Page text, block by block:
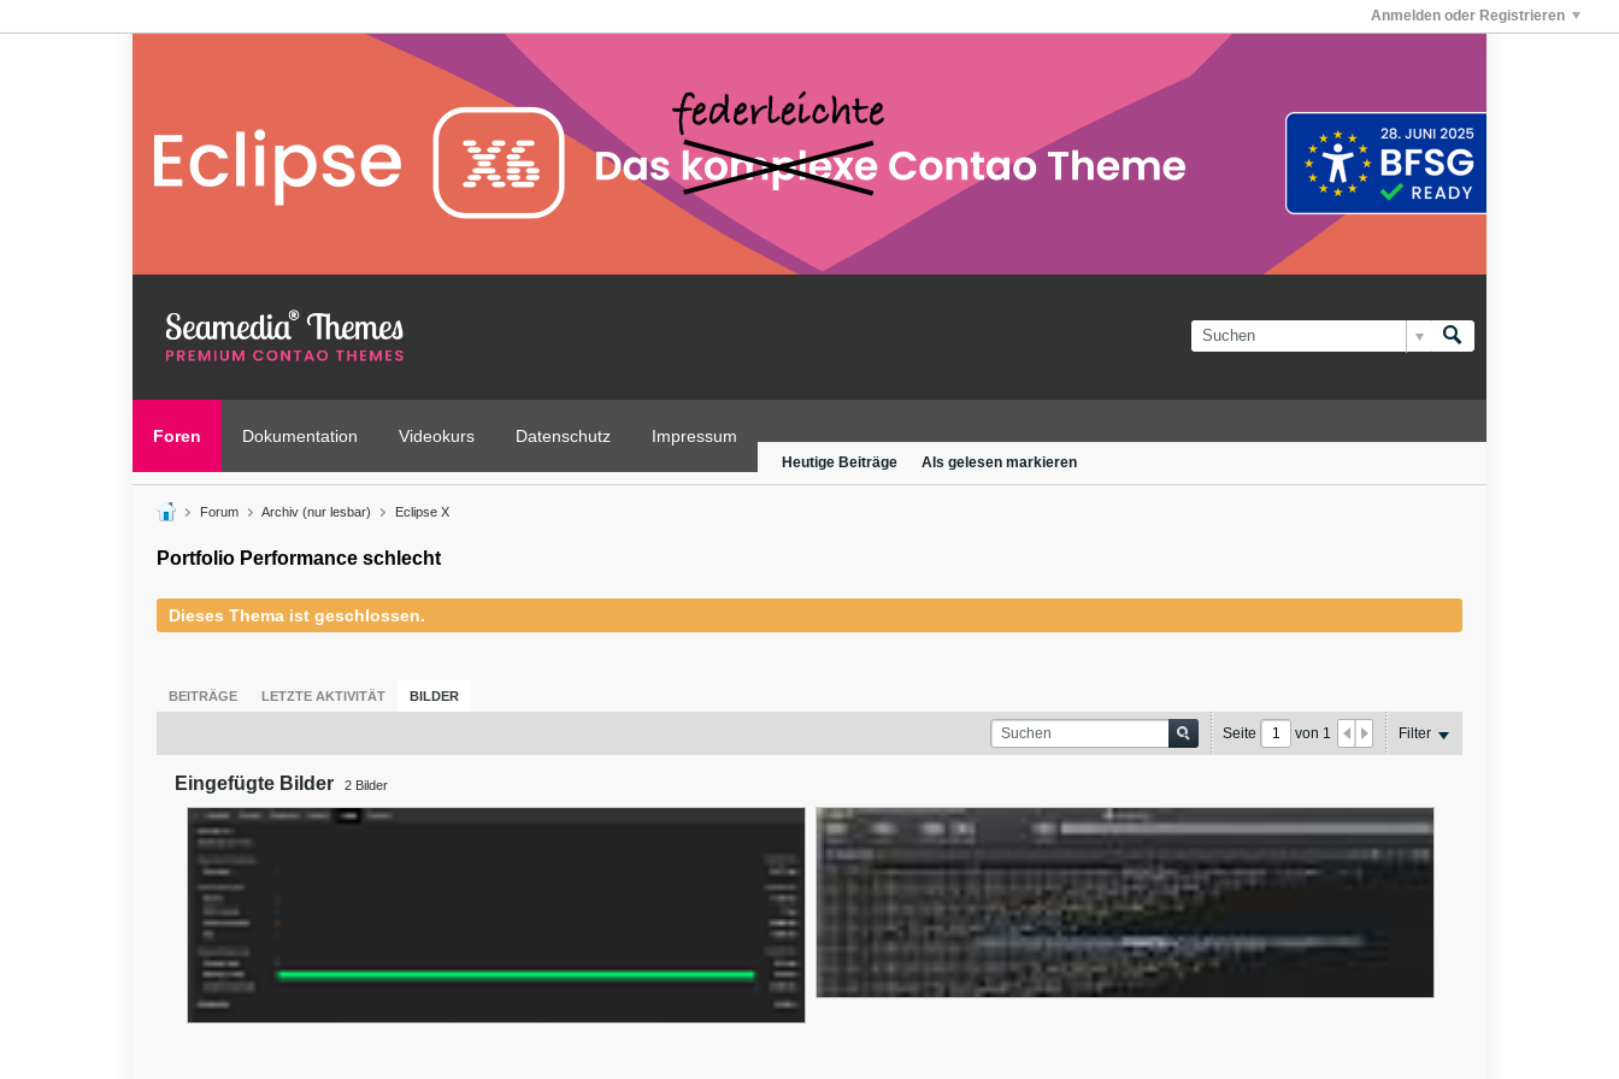
Anmelden oder Registrieren
Foren Dokumentation Videokurs Datenschutz Impressum
Heutige Beiträge Als gelesen markieren
Forum Archiv (nur lesbar) Eclipse X
Portfolio Performance schlecht
Dieses Thema ist geschlossen.
BEITRÄGE LETZTE AKTIVITÄT BILDER
Seite von 1 Filter
Eingefügte Bilder 2 Bilder